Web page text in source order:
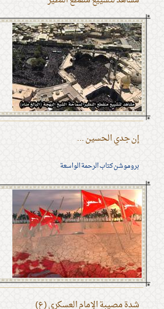
إن جدي الحسين ...
بروموشن كتاب الرحمة الواسعة
شدة مصيبة الإمام العسكري (ع)